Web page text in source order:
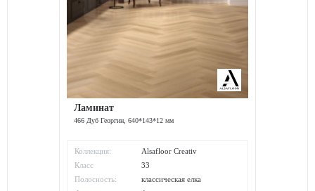
Ламинат
466 Дуб Георгин, 640*143*12 мм
Коллекция:
Alsafloor Creativ
Класс
износостойкости:
33
Полосность:
классическая елка